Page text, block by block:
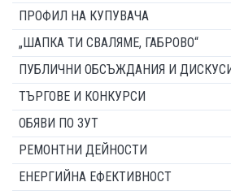
ПРОФИЛ НА КУПУВАЧА
„ШАПКА ТИ СВАЛЯМЕ, ГАБРОВО“
ПУБЛИЧНИ ОБСЪЖДАНИЯ И
ТЪРГОВЕ И КОНКУРСИ
ОБЯВИ ПО ЗУТ
РЕМОНТНИ ДЕЙНОСТИ
ЕНЕРГИЙНА ЕФЕКТИВНОСТ